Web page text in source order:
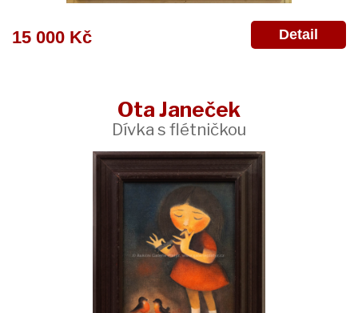
15 000 Kč Detail
Ota Janeček
Dívka s flétničkou